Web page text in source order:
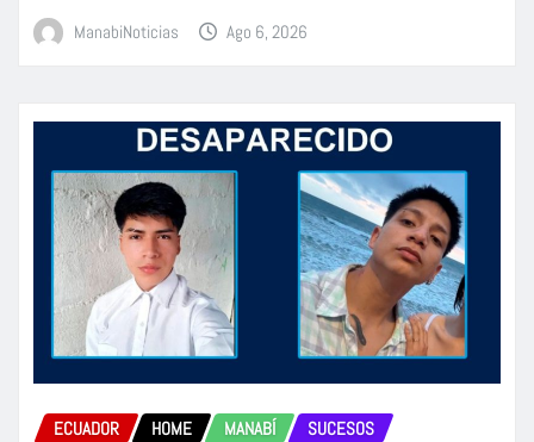
ManabiNoticias Ago 6, 2026
ECUADOR HOME MANABÍ SUCESOS